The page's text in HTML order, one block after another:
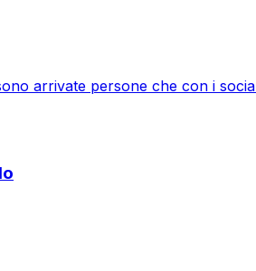
arrivate persone che con i